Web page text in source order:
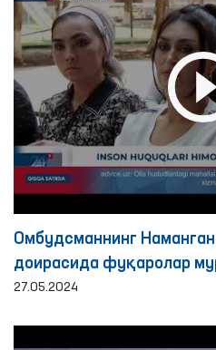
Омбудсманнинг
доирасида фуқаролар
27.05.2024